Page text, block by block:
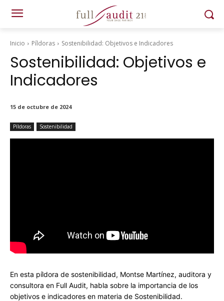
Inicio Píldoras Sostenibilidad: Objetivos e Indicadores
Sostenibilidad: Objetivos e
Indicadores
15 de octubre de 2024
Píldoras Sostenibilidad
En esta píldora de sostenibilidad, Montse Martínez, auditora y
consultora en Full Audit, habla sobre la importancia de los
objetivos e indicadores en materia de Sostenibilidad.